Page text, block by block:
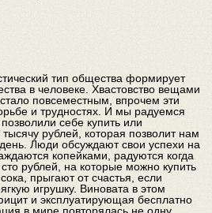
тип общества формирует
в человеке. Хвастовство вещами
повсеместным, впрочем эти
и трудностях. И мы радуемся
себе купить или
рублей, которая позволит нам
Люди обсуждают свои успехи на
копейками, радуются когда
рублей, на которые можно купить
прыгают от счастья, если
игрушку. Виновата в этом
и эксплуатирующая бесплатно